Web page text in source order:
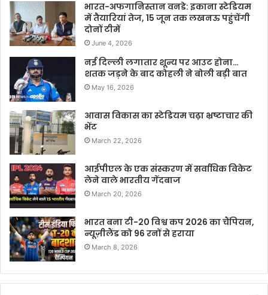
भारत-अफगानिस्तान वनडे: इकाना स्टेडियम
में तैयारियां तेज, 15 जून तक लखनऊ पहुंचेंगी
दोनों टीमें
June 4, 2026
नई दिल्ली लगातार शून्य पर आउट होना…
शतक जड़ने के बाद कोहली ने बोली बड़ी बात
May 16, 2026
आवास विकास का स्टेडियम चढ़ा भ्रष्टाचार की
भेंट
March 22, 2026
आईपीएल के एक संस्करण में सर्वाधिक विकेट
लेने वाले भारतीय गेंदबाज
March 20, 2026
भारत बना टी-20 विश्व कप 2026 का चैंपियन,
न्यूज़ीलैंड को 96 रनों से हराया
March 8, 2026